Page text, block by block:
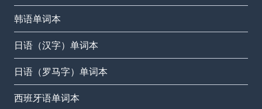
韩语单词本
日语（汉字）单词本
日语（罗马字）单词本
西班牙语单词本